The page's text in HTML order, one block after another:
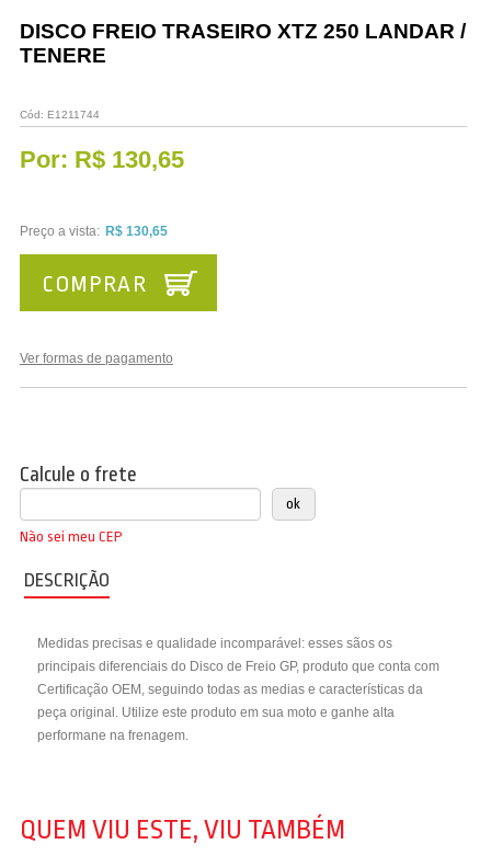
Promoções
DISCO FREIO TRASEIRO XTZ 250 LANDAR /
TENERE
Cód: E1211744
Por: R$ 130,65
Preço a vista: R$ 130,65
Ver formas de pagamento
COMPRAR
Calcule o frete
Não sei meu CEP
DESCRIÇÃO
Medidas precisas e qualidade incomparável: esses sãos os
principais diferenciais do Disco de Freio GP, produto que conta com
Certificação OEM, seguindo todas as medias e características da
peça original. Utilize este produto em sua moto e ganhe alta
performane na frenagem.
QUEM VIU ESTE, VIU TAMBÉM